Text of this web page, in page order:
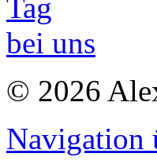
© 2026
Navigation